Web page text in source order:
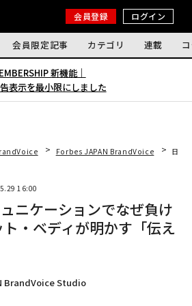
会員登録 ログイン
会員限定記事 カテゴリ 連載
新機能｜
表示を最小限にしました
Forbes JAPAN BrandVoice 日本
16:00
ニケーションでなぜ負け
・ベディが明かす「伝え
BrandVoice Studio